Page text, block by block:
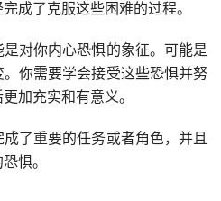
成了克服这些困难的过程。
对你内心恐惧的象征。可能是
你需要学会接受这些恐惧并努
加充实和有意义。
了重要的任务或者角色，并且
惧。